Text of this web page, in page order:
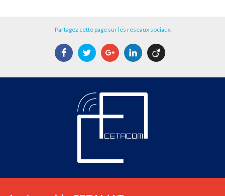
Partagez cette page sur les réseaux sociaux
FacebookTwitter Google+LinkedIn